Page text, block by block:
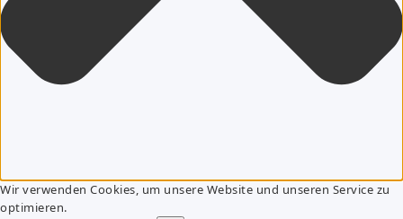
Wir verwenden Cookies, um unsere Website und unseren Service zu
optimieren.